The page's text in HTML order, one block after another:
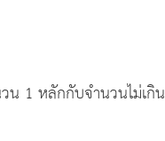
น 1 หลักกับจำนวนไม่เกิน